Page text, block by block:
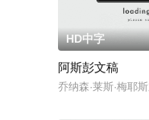
HD中字
阿斯彭文稿
乔纳森·莱斯·梅耶